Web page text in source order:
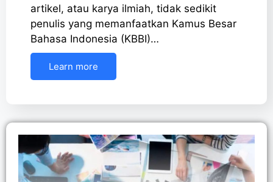
artikel, atau karya ilmiah, tidak sedikit
penulis yang memanfaatkan Kamus Besar
Bahasa Indonesia (KBBI)…
Learn more